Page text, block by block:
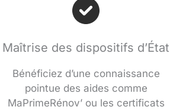
Maîtrise des dispositifs d’État
Bénéficiez d’une connaissance
pointue des aides comme
MaPrimeRénov’ ou les certificats